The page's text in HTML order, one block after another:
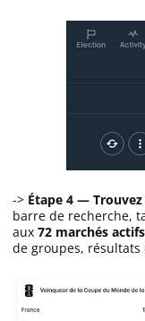
-> Étape 4 —
barre de recherche,
aux 72 marchés actifs
de groupes,